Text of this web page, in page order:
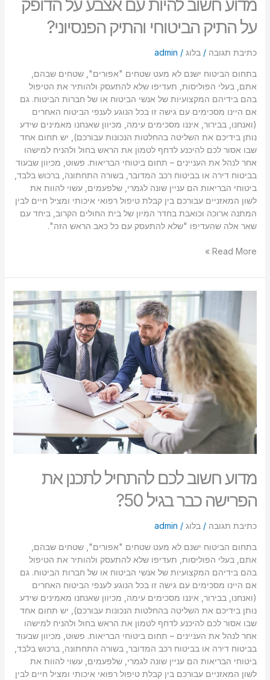
מדוע חשוב להיות עם אצבע על הדופק
על התיק הביטוחי והתיק הפנסיוני?
כתיבת תגובה / בלוג/
admin
בתחום הביטוח ישנם לא מעט שטחים "אפורים", שטחים שבהם,
אתם, בעלי הפוליסות, תעדיפו שלא להתעסק ולהותיר את הטיפול
בהם בידיהם המקצועיות של אנשי הביטוח או של חברות הביטוח. גם
אם היינו מסכימים עם גישה זו בכל הנוגע לענפי הביטוח האחרים
(ואנחנו, בבירור, איננו מסכימים עימה, מכיוון שאנחנו מאמינים שידע
נותן בידיכם את השליטה בהחלטות הנכונות עבורכם), יש תחום אחד
שבו אסור לכם להיכנע לדחף לטמון את הראש בחול ולהניח למישהו
אחר לנהל את העניינים – תחום ביטוחי הבריאות. פשוט, מכיוון שבעוד
בביטוח דירה או בביטוח רכב המדובר, בשורה התחתונה, ברכוש בלבד,
ביטוחי הבריאות הם עניין שונה לגמרי, שלפעמים, עשוי להוות את
לשון המאזניים עבורכם בין קבלת טיפול רפואי איכותי ומציל חיים לבין
המתנה ארוכה וכואבת בחדר המיון של בית החולים הקרוב, ביחד עם
שאר אלה שהעדיפו "שלא להתעסק עם כל כאב הראש הזה".
Read More »
מדוע חשוב לכם להתחיל לתכנן את
הפרישה כבר בגיל 50?
כתיבת תגובה / בלוג/
admin
בתחום הביטוח ישנם לא מעט שטחים "אפורים", שטחים שבהם,
אתם, בעלי הפוליסות, תעדיפו שלא להתעסק ולהותיר את הטיפול
בהם בידיהם המקצועיות של אנשי הביטוח או של חברות הביטוח. גם
אם היינו מסכימים עם גישה זו בכל הנוגע לענפי הביטוח האחרים
(ואנחנו, בבירור, איננו מסכימים עימה, מכיוון שאנחנו מאמינים שידע
נותן בידיכם את השליטה בהחלטות הנכונות עבורכם), יש תחום אחד
שבו אסור לכם להיכנע לדחף לטמון את הראש בחול ולהניח למישהו
אחר לנהל את העניינים – תחום ביטוחי הבריאות. פשוט, מכיוון שבעוד
בביטוח דירה או בביטוח רכב המדובר, בשורה התחתונה, ברכוש בלבד,
ביטוחי הבריאות הם עניין שונה לגמרי, שלפעמים, עשוי להוות את
לשון המאזניים עבורכם בין קבלת טיפול רפואי איכותי ומציל חיים לבין
מדוע
חשוב
להתחיל
לתכנן
את
הפרישה
כבר
בגיל
50?